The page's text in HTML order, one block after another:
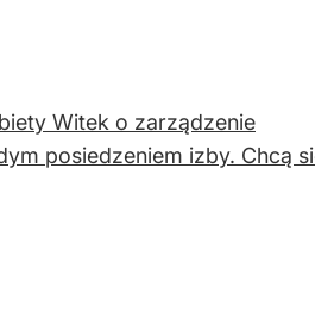
Witek o zarządzenie
posiedzeniem izby. Chcą